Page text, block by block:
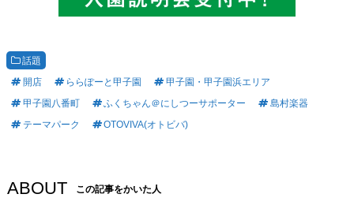
話題
開店
ららぽーと甲子園
甲子園・甲子園浜エリア
甲子園八番町
ふくちゃん＠にしつーサポーター
島村楽器
テーマパーク
OTOVIVA(オトビバ)
ABOUT この記事をかいた人